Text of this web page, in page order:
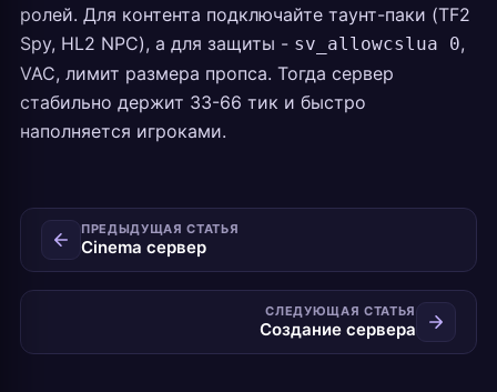
ролей. Для контента подключайте таунт-паки (TF2
Spy, HL2 NPC), а для защиты - sv_allowcslua 0,
VAC, лимит размера пропса. Тогда сервер
стабильно держит 33-66 тик и быстро
наполняется игроками.
ПРЕДЫДУЩАЯ СТАТЬЯ
Cinema сервер
СЛЕДУЮЩАЯ СТАТЬЯ
Создание сервера